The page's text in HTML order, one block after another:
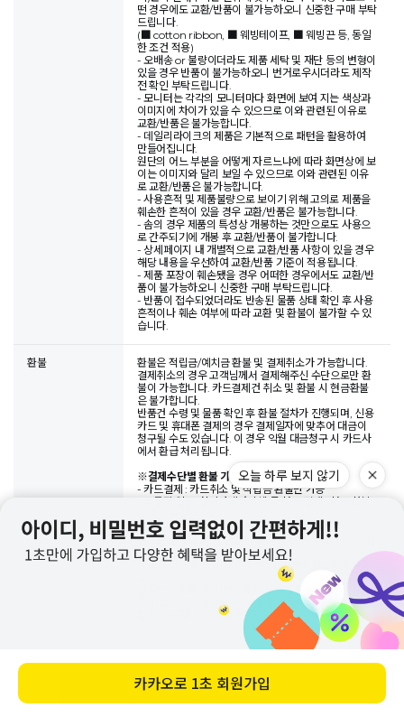
바로 구매하기
떤 경우에도 교환/반품이 불가능하오니 신중한 구매 부탁
드립니다.
(■ cotton ribbon, ■ 웨빙테이프, ■ 웨빙끈 등, 동일
한 조건 적용)
- 오배송 or 불량이더라도 제품 세탁 및 재단 등의 변형이
있을 경우 반품이 불가능하오니 번거로우시더라도 제작
전 확인 부탁드립니다.
- 모니터는 각각의 모니터마다 화면에 보여 지는 색상과
이미지에 차이가 있을 수 있으므로 이와 관련된 이유로
교환/반품은 불가능합니다.
- 데일리라이크의 제품은 기본적으로 패턴을 활용하여
만들어집니다.
원단의 어느 부분을 어떻게 자르느냐에 따라 화면상에 보
이는 이미지와 달리 보일 수 있으므로 이와 관련된 이유
로 교환/반품은 불가능합니다.
- 사용흔적 및 제품불량으로 보이기 위해 고의로 제품을
훼손한 흔적이 있을 경우 교환/반품은 불가능합니다.
- 솜의 경우 제품의 특성상 개봉하는 것만으로도 사용으
로 간주되기에 개봉 후 교환/반품이 불가합니다.
- 상세페이지 내 개별적으로 교환/반품 사항이 있을 경우
해당 내용을 우선하여 교환/반품 기준이 적용됩니다.
- 제품 포장이 훼손됐을 경우 어떠한 경우에서도 교환/반
품이 불가능하오니 신중한 구매 부탁드립니다.
- 반품이 접수되었더라도 반송된 물품 상태 확인 후 사용
흔적이나 훼손 여부에 따라 교환 및 환불이 불가할 수 있
습니다.
환불
환불은 적립금/예치금 환불 및 결제취소가 가능합니다.
결제취소의 경우 고객님께서 결제해주신 수단으로만 환
불이 가능합니다. 카드결제건 취소 및 환불 시 현금환불
은 불가합니다.
반품건 수령 및 물품 확인 후 환불 절차가 진행되며, 신용
카드 및 휴대폰 결제의 경우 결제일자에 맞추어 대금이
청구될 수도 있습니다. 이 경우 익월 대금청구 시 카드사
에서 환급 처리됩니다.
※결제수단별 환불 가능한 수단
- 카드결제 : 카드취소 및 적립금 환불만 가능
- 무통장 입금, 실시간계좌이체 등 현금 결제 : 현금 환불
- 핸드폰 결제 : 핸드폰 결제 취소 및 적립금 환불
핸드폰 결제의 경우, 통신사 정책 상 '당월 취소'만 가능합
니다.
예를 들어, 5월 31일 결제 후 6월 1일 결제 취소를 희망하
날짜로는 하루 차이라도 월이 바뀌어 통신사 정책 상 결
제 취소가 불가능하오니, 이 경우 부득이하게 적립금 환
불만 가능합니다. 양해 부탁드립니다.
상품문의
오늘 하루 보지 않기
카카오로 1초 회원가입